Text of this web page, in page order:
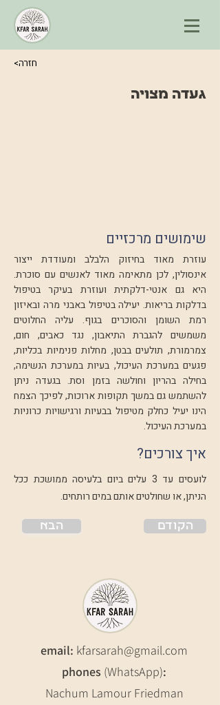
<חזרה
געדה מצויה
שימושים מרכזיים
עוזרת מאוד בחיזוק הלבלב ומעודדת ייצור
אינסולין, לכן מתאימה מאוד לאנשים עם סוכרת.
היא גם אנטי-דלקתית ועוזרת בעיקר בטיפול
בדלקות בריאות. יעילה בטיפול באבני מרה ובאיזון
רמת השומן והסוכרים בגוף. עליה החלוטים
משמשים להגברת התיאבון, נגד כאבים, חום,
צמרמורת, תולעים בבטן, מחלות פנימיות בכליות,
פגעים במערכת העיכול, בעיות במערכת הנשימה,
בחילה בהריון וחולשה בזמן וסת. בגעדה ניתן
להשתמש גם במשך תקופות ארוכות, לפיכך הצמח
הינו יעיל כחלק מטיפול בבעיות ורגישויות כרוניות
במערכת העיכול.
איך צורכים?
לועסים עד 3 עלים ביום בלעיסה ממושכת ככל
הניתן, או שחולטים אותם במים רותחים.
הבא הקודם
email: kfarsarah@gmail.com
phones (WhatsApp):
Nachum Lamour Friedman